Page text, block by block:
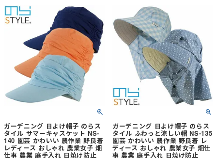
ガーデニング 日よけ帽子 のらス
タイル サマーキャスケット NS-
140 園芸 かわいい 農作業 野良着
レディース おしゃれ 農業女子 畑
仕事 農業 庭手入れ 日焼け防止
ガーデニング 日よけ帽子 のらス
タイル ふわっと涼しい帽 NS-135
園芸 かわいい 農作業 野良着 レ
ディース おしゃれ 農業女子 畑仕
事 農業 庭手入れ 日焼け防止